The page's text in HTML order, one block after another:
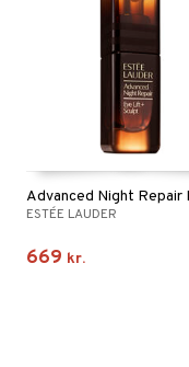
ESTÉE LAUDER
669 kr.